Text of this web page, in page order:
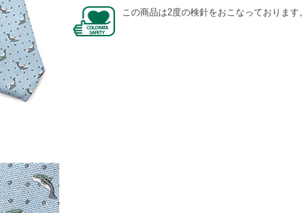
この商品は2度の検針をおこなっております。